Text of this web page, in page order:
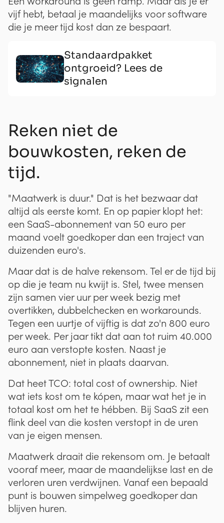
vijf hebt, betaal je maandelijks voor software
die je meer tijd kost dan ze bespaart.
Standaardpakket
ontgroeid? Lees de
signalen
Reken niet de
bouwkosten, reken de
tijd.
"Maatwerk is duur." Dat is het bezwaar dat
altijd als eerste komt. En op papier klopt het:
een SaaS-abonnement van 50 euro per
maand voelt goedkoper dan een traject van
duizenden euro's.
Maar dat is de halve rekensom. Tel er de tijd bij
op die je team nu kwijt is. Stel, twee mensen
zijn samen vier uur per week bezig met
overtikken, dubbelchecken en workarounds.
Tegen een uurtje of vijftig is dat zo'n 800 euro
per week. Per jaar tikt dat aan tot ruim 40.000
euro aan verstopte kosten. Naast je
abonnement, niet in plaats daarvan.
Dat heet TCO: total cost of ownership. Niet
wat iets kost om te kópen, maar wat het je in
totaal kost om het te hébben. Bij SaaS zit een
flink deel van die kosten verstopt in de uren
van je eigen mensen.
Maatwerk draait die rekensom om. Je betaalt
vooraf meer, maar de maandelijkse last en de
verloren uren verdwijnen. Vanaf een bepaald
punt is bouwen simpelweg goedkoper dan
blijven huren.